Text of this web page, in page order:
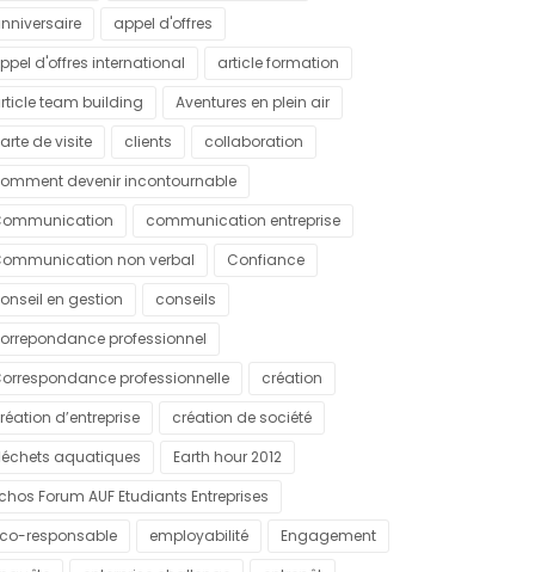
appel d'offres
d'offres international
article formation
team building
Aventures en plein air
de visite
clients
collaboration
devenir incontournable
communication entreprise
non verbal
Confiance
en gestion
conseils
professionnel
professionnelle
création
d’entreprise
création de société
aquatiques
Earth hour 2012
Forum AUF Etudiants Entreprises
responsable
employabilité
Engagement